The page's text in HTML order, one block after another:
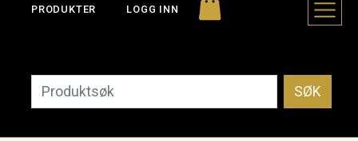
PRODUKTER LOGG INN
SØK